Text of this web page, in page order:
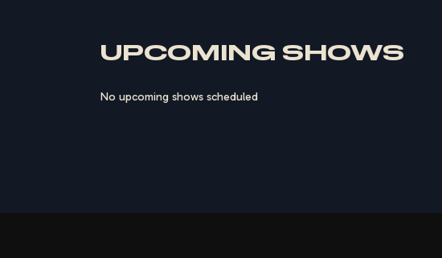
UPCOMING SHOWS
No upcoming shows scheduled